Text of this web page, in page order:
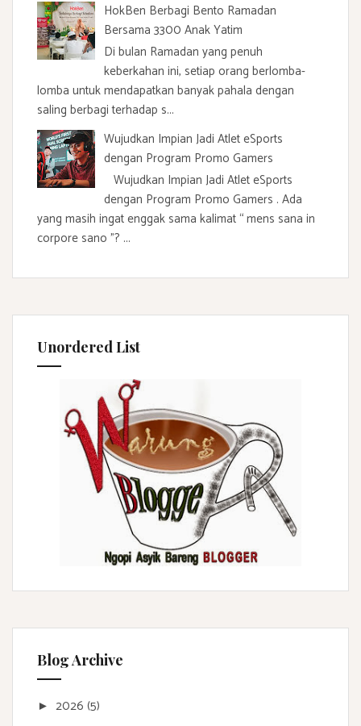
HokBen Berbagi Bento Ramadan
Bersama 3300 Anak Yatim
Di bulan Ramadan yang penuh
keberkahan ini, setiap orang berlomba-
lomba untuk mendapatkan banyak pahala dengan
saling berbagi terhadap s...
Wujudkan Impian Jadi Atlet eSports
dengan Program Promo Gamers
Wujudkan Impian Jadi Atlet eSports
dengan Program Promo Gamers . Ada
yang masih ingat enggak sama kalimat “ mens sana in
corpore sano ”? ...
Unordered List
Blog Archive
► 2026 (5)